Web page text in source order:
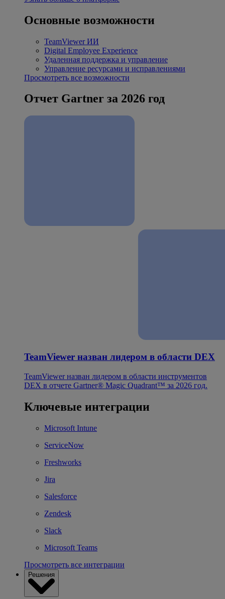
Основные возможности
TeamViewer ИИ
Digital Employee Experience
Удаленная поддержка и управление
Управление ресурсами и исправлениями
Просмотреть все возможности
Отчет Gartner за 2026 год
TeamViewer назван лидером в области DEX
TeamViewer назван лидером в области инструментов
DEX в отчете Gartner® Magic Quadrant™ за 2026 год.
Ключевые интеграции
Microsoft Intune
ServiceNow
Freshworks
Jira
Salesforce
Zendesk
Slack
Microsoft Teams
Просмотреть все интеграции
Решения